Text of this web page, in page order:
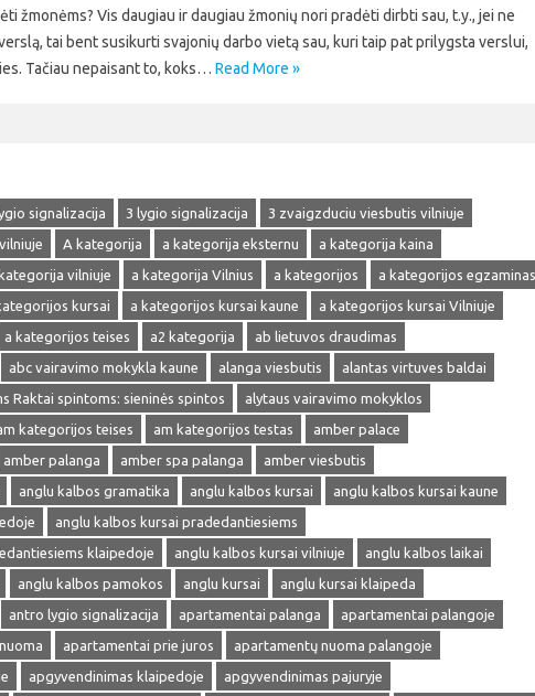
žmonėms? Vis daugiau ir daugiau žmonių nori pradėti dirbti sau, t.y., jei ne
tai bent susikurti svajonių darbo vietą sau, kuri taip pat prilygsta verslui,
Tačiau nepaisant to, koks… Read More »
signalizacija 3 lygio signalizacija
3 zvaigzduciu viesbutis vilniuje
A kategorija a kategorija eksternu
a kategorija kaina
vilniuje a kategorija Vilnius a kategorijos
a kategorijos egzaminas
kursai a kategorijos kursai kaune
a kategorijos kursai Vilniuje
a kategorijos teises a2 kategorija
ab lietuvos draudimas
abc vairavimo mokykla kaune alanga viesbutis
alantas virtuves baldai
Raktai spintoms: sieninės spintos
alytaus vairavimo mokyklos
kategorijos teises am kategorijos testas
amber palace
amber palanga amber spa palanga
amber viesbutis
anglu kalbos gramatika anglu kalbos kursai
anglu kalbos kursai kaune
anglu kalbos kursai pradedantiesiems
klaipedoje
anglu kalbos kursai vilniuje
anglu kalbos laikai
anglu kalbos pamokos anglu kursai
anglu kursai klaipeda
antro lygio signalizacija apartamentai palanga
apartamentai palangoje
apartamentai prie juros
apartamentų nuoma palangoje
apgyvendinimas klaipedoje
apgyvendinimas pajuryje